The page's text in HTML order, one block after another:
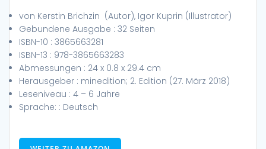
von Kerstin Brichzin (Autor), Igor Kuprin (Illustrator)
Gebundene Ausgabe : 32 Seiten
ISBN-10 : 3865663281
ISBN-13 : 978-3865663283
Abmessungen : 24 x 0.8 x 29.4 cm
Herausgeber : minedition; 2. Edition (27. März 2018)
Leseniveau : 4 – 6 Jahre
Sprache: : Deutsch